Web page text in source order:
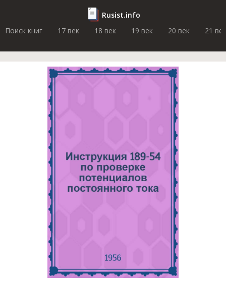
Rusist.info
Поиск книг
17 век 18 век 19 век 20 век 21 век